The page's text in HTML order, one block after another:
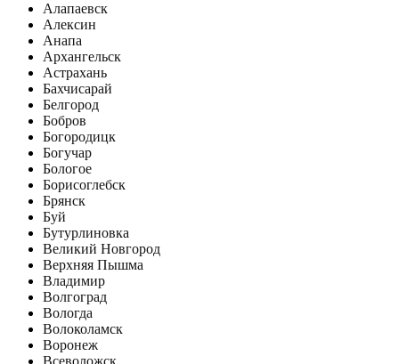
Алапаевск
Алексин
Анапа
Архангельск
Астрахань
Бахчисарай
Белгород
Бобров
Богородицк
Богучар
Бологое
Борисоглебск
Брянск
Буй
Бутурлиновка
Великий Новгород
Верхняя Пышма
Владимир
Волгоград
Вологда
Волоколамск
Воронеж